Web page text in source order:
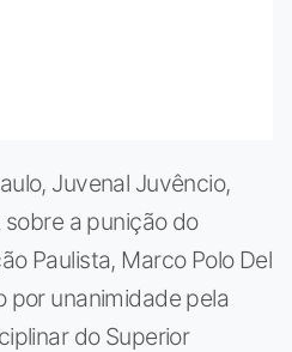
Juvenal Juvêncio,
a punição do
Paulista, Marco Polo Del
por unanimidade pela
do Superior